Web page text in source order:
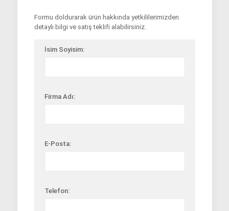
Formu doldurarak ürün hakkında yetkililerimizden
detaylı bilgi ve satış teklifi alabilirsiniz.
İsim Soyisim:
Firma Adı:
E-Posta:
Telefon: